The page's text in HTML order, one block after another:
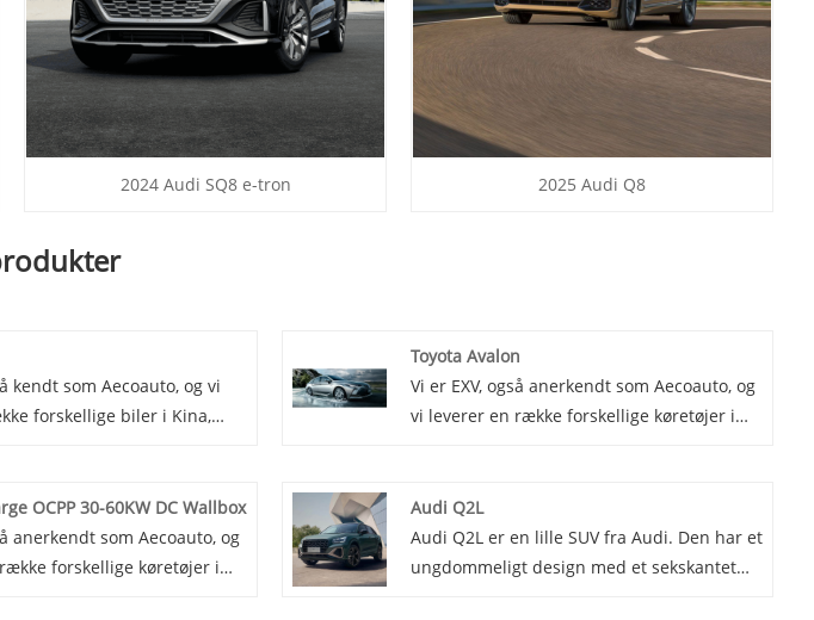
2024 Audi SQ8 e-tron 2025 Audi Q8
kendt som Aecoauto, og vi
forskellige biler i Kina,
brændstofeffektivitet og
Den fås i forskellige
herunder sedan, coupé og
Toyota Avalon
Vi er EXV, også anerkendt som Aecoauto, og
vi leverer en række forskellige køretøjer i
rummelig og komfortabel, med stærk kraft
og rige teknologiske funktioner.
OCPP 30-60KW DC Wallbox
anerkendt som Aecoauto, og
forskellige køretøjer i
Audi Q2L
Audi Q2L er en lille SUV fra Audi. Den har et
ungdommeligt design med et sekskantet